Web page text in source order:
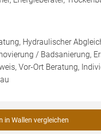
Hydraulischer
/ Badsanierung,
Vor-Ort Beratung,
in Wallen vergleichen